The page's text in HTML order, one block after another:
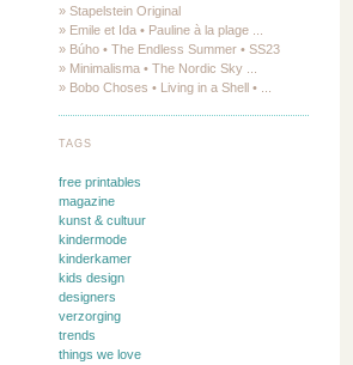
» Stapelstein Original
» Emile et Ida • Pauline à la plage ...
» Búho • The Endless Summer • SS23
» Minimalisma • The Nordic Sky ...
» Bobo Choses • Living in a Shell • ...
TAGS
free printables
magazine
kunst & cultuur
kindermode
kinderkamer
kids design
designers
verzorging
trends
things we love